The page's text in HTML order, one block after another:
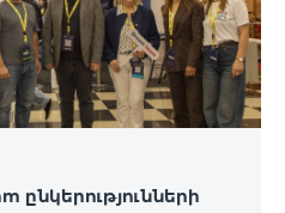
ընկերությունների